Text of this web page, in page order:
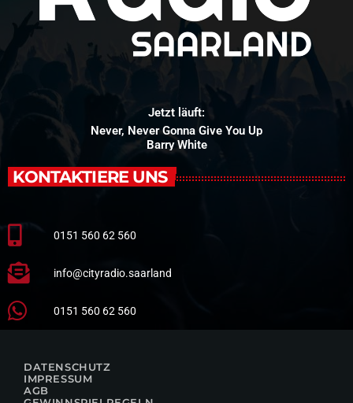
Jetzt läuft:
Never, Never Gonna Give You Up
Barry White
KONTAKTIERE UNS
0151 560 62 560
info@cityradio.saarland
0151 560 62 560
DATENSCHUTZ
IMPRESSUM
AGB